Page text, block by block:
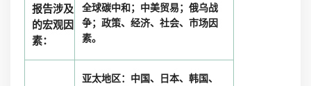
报告涉及
的宏观因
素：
全球碳中和；中美贸易；俄乌战
争；政策、经济、社会、市场因
素。
亚太地区：中国、日本、韩国、